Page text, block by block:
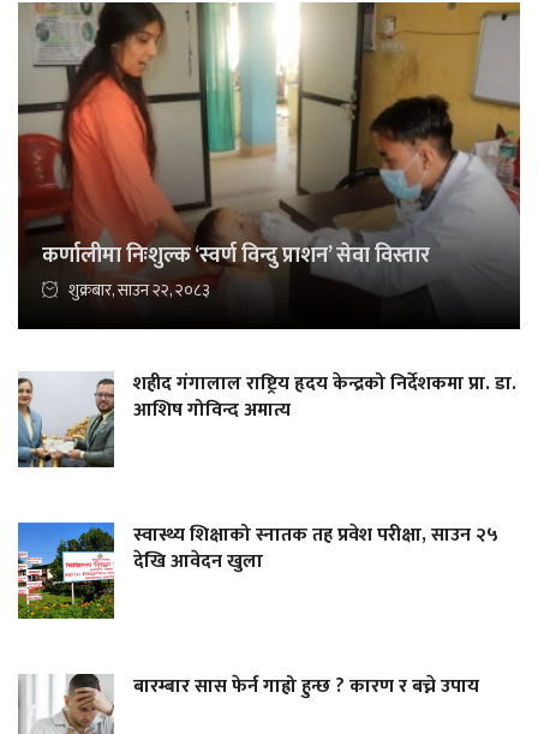
कर्णालीमा निःशुल्क ‘स्वर्ण विन्दु प्राशन’ सेवा विस्तार
शुक्रबार, साउन २२, २०८३
शहीद गंगालाल राष्ट्रिय हृदय केन्द्रको निर्देशकमा प्रा. डा.
आशिष गोविन्द अमात्य
स्वास्थ्य शिक्षाको स्नातक तह प्रवेश परीक्षा, साउन २५
देखि आवेदन खुला
बारम्बार सास फेर्न गाह्रो हुन्छ ? कारण र बच्ने उपाय